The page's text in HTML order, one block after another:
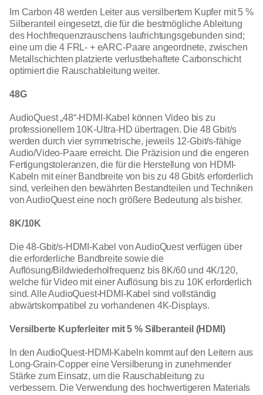
Im Carbon 48 werden Leiter aus versilbertem Kupfer mit 5 %
Silberanteil eingesetzt, die für die bestmögliche Ableitung
des Hochfrequenzrauschens laufrichtungsgebunden sind;
eine um die 4 FRL- + eARC-Paare angeordnete, zwischen
Metallschichten platzierte verlustbehaftete Carbonschicht
optimiert die Rauschableitung weiter.
48G
AudioQuest „48“-HDMI-Kabel können Video bis zu
professionellem 10K-Ultra-HD übertragen. Die 48 Gbit/s
werden durch vier symmetrische, jeweils 12-Gbit/s-fähige
Audio/Video-Paare erreicht. Die Präzision und die engeren
Fertigungstoleranzen, die für die Herstellung von HDMI-
Kabeln mit einer Bandbreite von bis zu 48 Gbit/s erforderlich
sind, verleihen den bewährten Bestandteilen und Techniken
von AudioQuest eine noch größere Bedeutung als bisher.
8K/10K
Die 48-Gbit/s-HDMI-Kabel von AudioQuest verfügen über
die erforderliche Bandbreite sowie die
Auflösung/Bildwiederholfrequenz bis 8K/60 und 4K/120,
welche für Video mit einer Auflösung bis zu 10K erforderlich
sind. Alle AudioQuest-HDMI-Kabel sind vollständig
abwärtskompatibel zu vorhandenen 4K-Displays.
Versilberte Kupferleiter mit 5 % Silberanteil (HDMI)
In den AudioQuest-HDMI-Kabeln kommt auf den Leitern aus
Long-Grain-Copper eine Versilberung in zunehmender
Stärke zum Einsatz, um die Rauschableitung zu
verbessern. Die Verwendung des hochwertigeren Materials